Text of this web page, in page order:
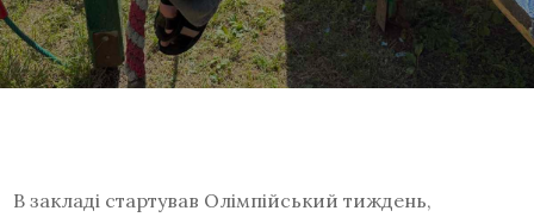
В закладі стартував Олімпійський тиждень,